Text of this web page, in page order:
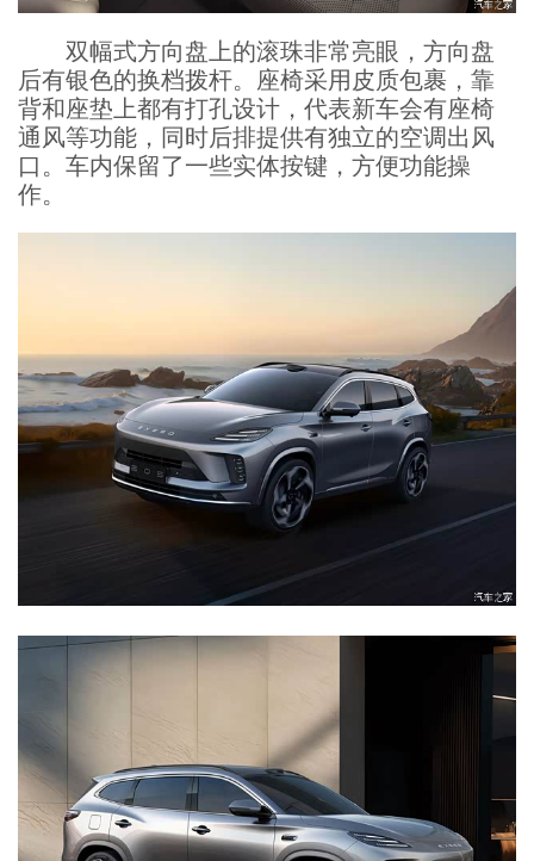
双幅式方向盘上的滚珠非常亮眼，方向盘
后有银色的换档拨杆。座椅采用皮质包裹，靠
背和座垫上都有打孔设计，代表新车会有座椅
通风等功能，同时后排提供有独立的空调出风
口。车内保留了一些实体按键，方便功能操
作。